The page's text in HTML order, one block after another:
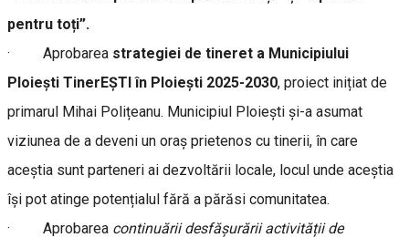
pentru toți”.
· Aprobarea strategiei de tineret a Municipiului
Ploiești TinerEȘTI în Ploiești 2025-2030, proiect inițiat de
primarul Mihai Polițeanu. Municipiul Ploiești și-a asumat
viziunea de a deveni un oraș prietenos cu tinerii, în care
aceștia sunt parteneri ai dezvoltării locale, locul unde aceștia
își pot atinge potențialul fără a părăsi comunitatea.
· Aprobarea continuării desfășurării activității de